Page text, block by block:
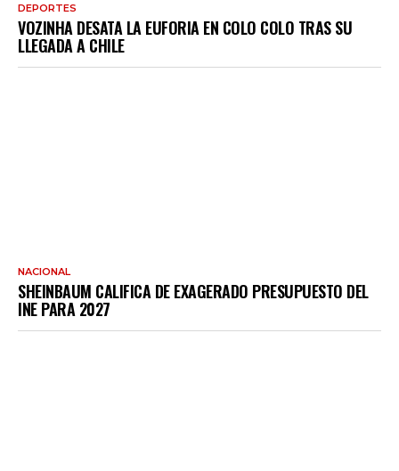
DEPORTES
VOZINHA DESATA LA EUFORIA EN COLO COLO TRAS SU
LLEGADA A CHILE
NACIONAL
SHEINBAUM CALIFICA DE EXAGERADO PRESUPUESTO DEL
INE PARA 2027